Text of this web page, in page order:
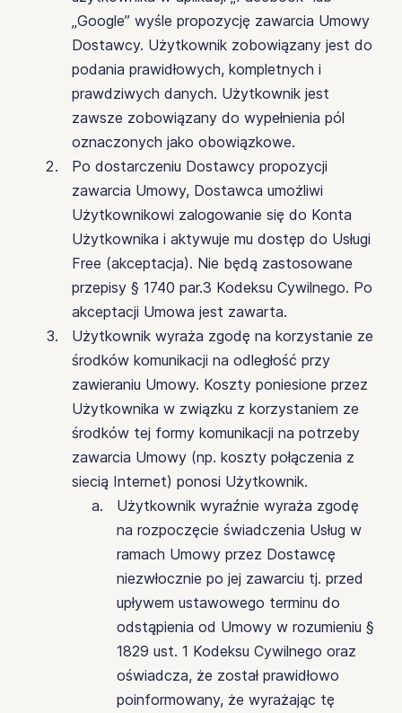
„Google” wyśle propozycję zawarcia Umowy
Dostawcy. Użytkownik zobowiązany jest do
podania prawidłowych, kompletnych i
prawdziwych danych. Użytkownik jest
zawsze zobowiązany do wypełnienia pól
oznaczonych jako obowiązkowe.
Po dostarczeniu Dostawcy propozycji
zawarcia Umowy, Dostawca umożliwi
Użytkownikowi zalogowanie się do Konta
Użytkownika i aktywuje mu dostęp do Usługi
Free (akceptacja). Nie będą zastosowane
przepisy § 1740 par.3 Kodeksu Cywilnego. Po
akceptacji Umowa jest zawarta.
Użytkownik wyraża zgodę na korzystanie ze
środków komunikacji na odległość przy
zawieraniu Umowy. Koszty poniesione przez
Użytkownika w związku z korzystaniem ze
środków tej formy komunikacji na potrzeby
zawarcia Umowy (np. koszty połączenia z
siecią Internet) ponosi Użytkownik.
Użytkownik wyraźnie wyraża zgodę
na rozpoczęcie świadczenia Usług w
ramach Umowy przez Dostawcę
niezwłocznie po jej zawarciu tj. przed
upływem ustawowego terminu do
odstąpienia od Umowy w rozumieniu §
1829 ust. 1 Kodeksu Cywilnego oraz
oświadcza, że ​​został prawidłowo
poinformowany, że wyrażając tę ​​